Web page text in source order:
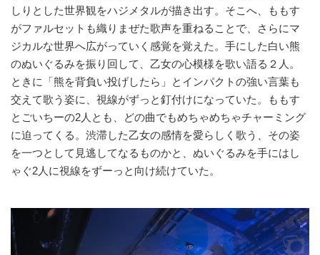
しりとした世界観をハジメタルが描き出す。そこへ、ももす
がファルセットも織りまぜた歌声を重ねることで、さらにマ
ジカルな世界へ広がっていく感覚を覚えた。手にした白い熊
のぬいぐるみを振り回して、乙女の心模様を歌い語る２人。
ときに「熊を背負い投げしたら」とインパクトの強い言葉も
交えて歌う姿に、視線がずっと釘付けになっていた。ももす
とごいちーの2人とも、どの曲でもめちゃめちゃチャーミング
に迫ってくる。渋滞した乙女の感情を愛らしく歌う、その姿
を一つとして見逃してなるものかと、ぬいぐるみを手にはし
ゃぐ2人に視線をずーっと向け続けていた。